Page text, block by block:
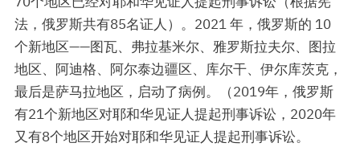
法，俄罗斯共有85名证人）。2021 年，俄罗斯的 10
个新地区——图瓦、弗拉基米尔、雅罗斯拉夫尔、图拉
地区、阿迪格、阿尔泰边疆区、库尔干、伊尔库茨克，
最后是萨马拉地区，启动了病例。（2019年，俄罗斯
有21个新地区对耶和华见证人提起刑事诉讼，2020年
又有8个地区开始对耶和华见证人提起刑事诉讼。